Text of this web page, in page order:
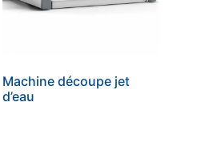
Machine découpe jet
d’eau